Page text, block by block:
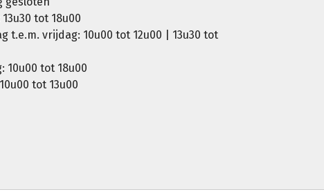
tot 18u00
t.e.m. vrijdag: 10u00 tot 12u00 | 13u30 tot
10u00 tot 18u00
tot 13u00